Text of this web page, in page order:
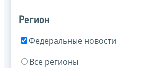
Регион
Федеральные новости
Все регионы